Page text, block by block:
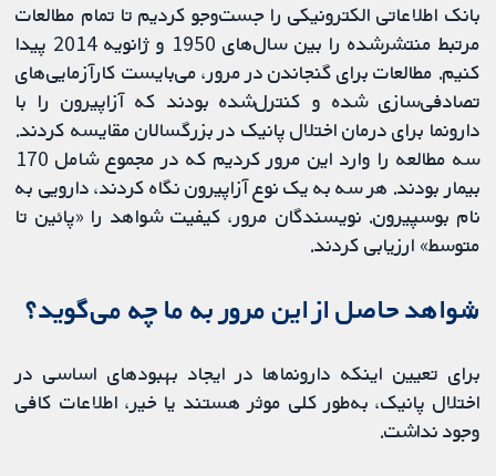
بانک اطلاعاتی الکترونیکی را جست‌وجو کردیم تا تمام مطالعات
مرتبط منتشرشده را بین سال‌های 1950 و ژانویه 2014 پیدا
کنیم. مطالعات برای گنجاندن در مرور، می‌بایست کارآزمایی‌های
تصادفی‌سازی شده و کنترل‌شده بودند که آزاپیرون را با
دارونما برای درمان اختلال پانیک در بزرگسالان مقایسه کردند.
سه مطالعه را وارد این مرور کردیم که در مجموع شامل 170
بیمار بودند. هر سه به یک نوع آزاپیرون نگاه کردند، دارویی به
نام بوسپیرون. نویسندگان مرور، کیفیت شواهد را «پائین تا
متوسط» ​​ارزیابی کردند.
شواهد حاصل از این مرور به ما چه می‌گوید؟
برای تعیین اینکه دارونما‌ها در ایجاد بهبودهای اساسی در
اختلال پانیک، به‌طور کلی موثر هستند یا خیر، اطلاعات کافی
وجود نداشت.